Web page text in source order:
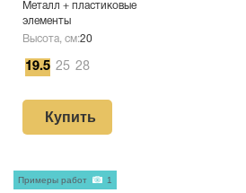
Металл + пластиковые
элементы
Высота, см:20
19.5 25 28
Купить
Примеры работ 1